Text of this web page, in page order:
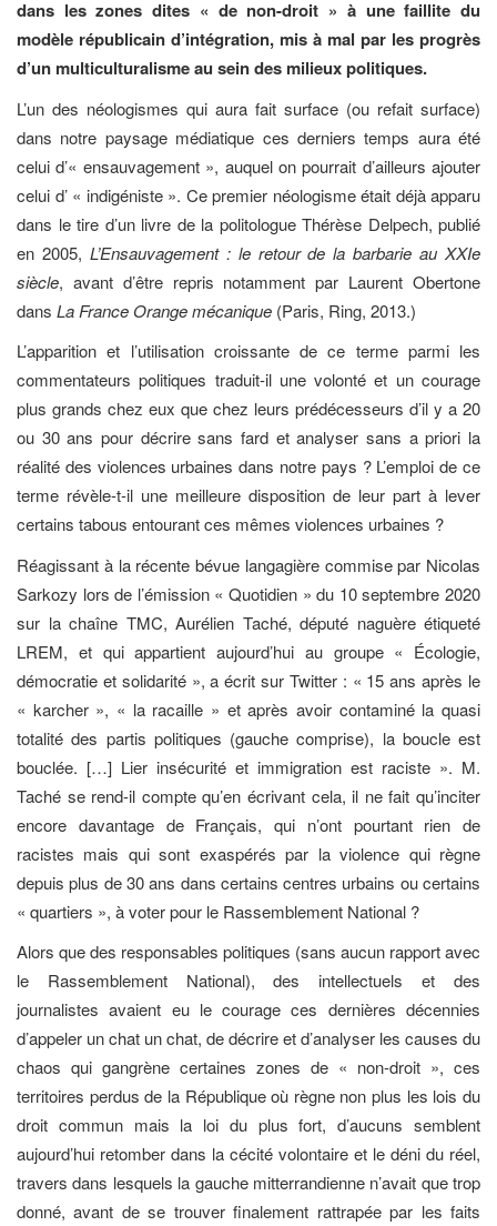
dans les zones dites « de non-droit » à une faillite du
modèle républicain d’intégration, mis à mal par les progrès
d’un multiculturalisme au sein des milieux politiques.
L’un des néologismes qui aura fait surface (ou refait surface)
dans notre paysage médiatique ces derniers temps aura été
celui d’« ensauvagement », auquel on pourrait d’ailleurs ajouter
celui d’ « indigéniste ». Ce premier néologisme était déjà apparu
dans le tire d’un livre de la politologue Thérèse Delpech, publié
en 2005, L’Ensauvagement : le retour de la barbarie au XXIe
siècle, avant d’être repris notamment par Laurent Obertone
dans La France Orange mécanique (Paris, Ring, 2013.)
L’apparition et l’utilisation croissante de ce terme parmi les
commentateurs politiques traduit-il une volonté et un courage
plus grands chez eux que chez leurs prédécesseurs d’il y a 20
ou 30 ans pour décrire sans fard et analyser sans a priori la
réalité des violences urbaines dans notre pays ? L’emploi de ce
terme révèle-t-il une meilleure disposition de leur part à lever
certains tabous entourant ces mêmes violences urbaines ?
Réagissant à la récente bévue langagière commise par Nicolas
Sarkozy lors de l’émission « Quotidien » du 10 septembre 2020
sur la chaîne TMC, Aurélien Taché, député naguère étiqueté
LREM, et qui appartient aujourd’hui au groupe « Écologie,
démocratie et solidarité », a écrit sur Twitter : « 15 ans après le
« karcher », « la racaille » et après avoir contaminé la quasi
totalité des partis politiques (gauche comprise), la boucle est
bouclée. […] Lier insécurité et immigration est raciste ». M.
Taché se rend-il compte qu’en écrivant cela, il ne fait qu’inciter
encore davantage de Français, qui n’ont pourtant rien de
racistes mais qui sont exaspérés par la violence qui règne
depuis plus de 30 ans dans certains centres urbains ou certains
« quartiers », à voter pour le Rassemblement National ?
Alors que des responsables politiques (sans aucun rapport avec
le Rassemblement National), des intellectuels et des
journalistes avaient eu le courage ces dernières décennies
d’appeler un chat un chat, de décrire et d’analyser les causes du
chaos qui gangrène certaines zones de « non-droit », ces
territoires perdus de la République où règne non plus les lois du
droit commun mais la loi du plus fort, d’aucuns semblent
aujourd’hui retomber dans la cécité volontaire et le déni du réel,
travers dans lesquels la gauche mitterrandienne n’avait que trop
donné, avant de se trouver finalement rattrapée par les faits